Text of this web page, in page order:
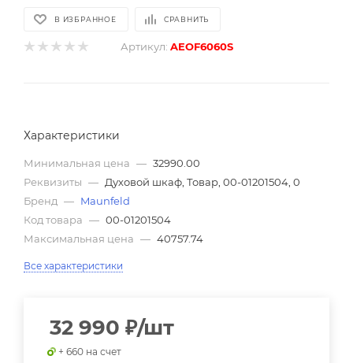
В ИЗБРАННОЕ СРАВНИТЬ
Артикул: AEOF6060S
Характеристики
Минимальная цена — 32990.00
Реквизиты — Духовой шкаф, Товар, 00-01201504, 0
Бренд — Maunfeld
Код товара — 00-01201504
Максимальная цена — 40757.74
Все характеристики
32 990 ₽/шт
+ 660 на счет